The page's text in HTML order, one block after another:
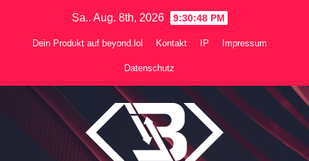
Sa.. Aug. 8th, 2026 9:30:48 PM
Dein Produkt auf beyond.lol Kontakt IP Impressum
Datenschutz